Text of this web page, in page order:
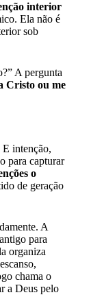
interior
Ela não é
sob
A pergunta
Cristo ou me
E intenção,
para capturar
o
de geração
A
para
organiza
chama o
a Deus pelo